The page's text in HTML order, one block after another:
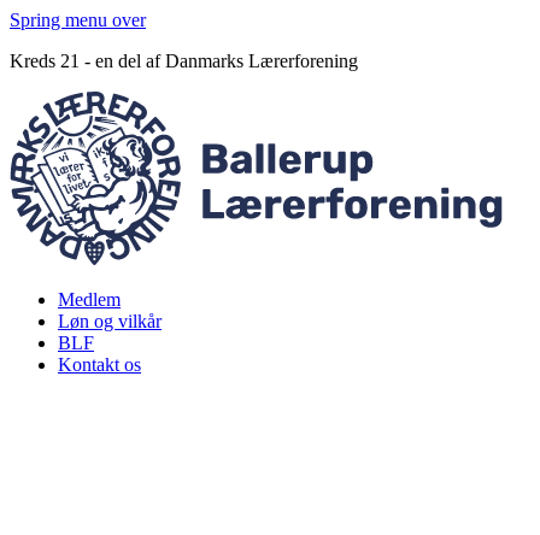
Spring menu over
Kreds 21 - en del af Danmarks Lærerforening
Medlem
Løn og vilkår
BLF
Kontakt os